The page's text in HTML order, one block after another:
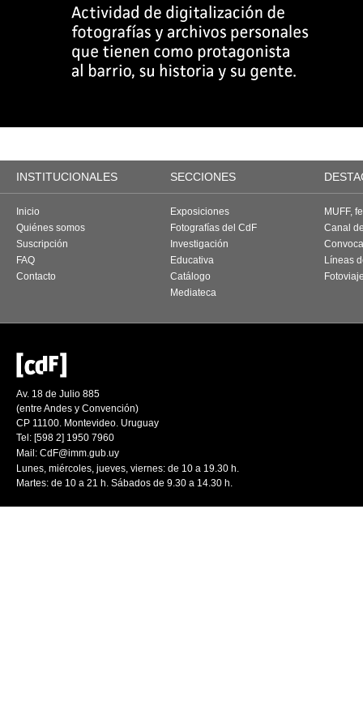
INSTITUCIONALES SECCIONES
Inicio
Quiénes somos
Suscripción
FAQ
Contacto
Exposiciones
Fotografías del CdF
Investigación
Educativa
Catálogo
Mediateca
MUFF,
Canal
Líneas
Av. 18 de Julio 885
(entre Andes y Convención)
CP 11100. Montevideo. Uruguay
Tel: [598 2] 1950 7960
Mail: CdF@imm.gub.uy
Lunes, miércoles, jueves, viernes: de 10 a 19.30 h.
Martes: de 10 a 21 h. Sábados de 9.30 a 14.30 h.